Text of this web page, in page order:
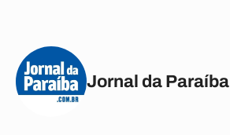
Jornal da Paraíba